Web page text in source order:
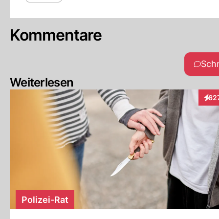
Kommentare
Weiterlesen
Polizei-Rat